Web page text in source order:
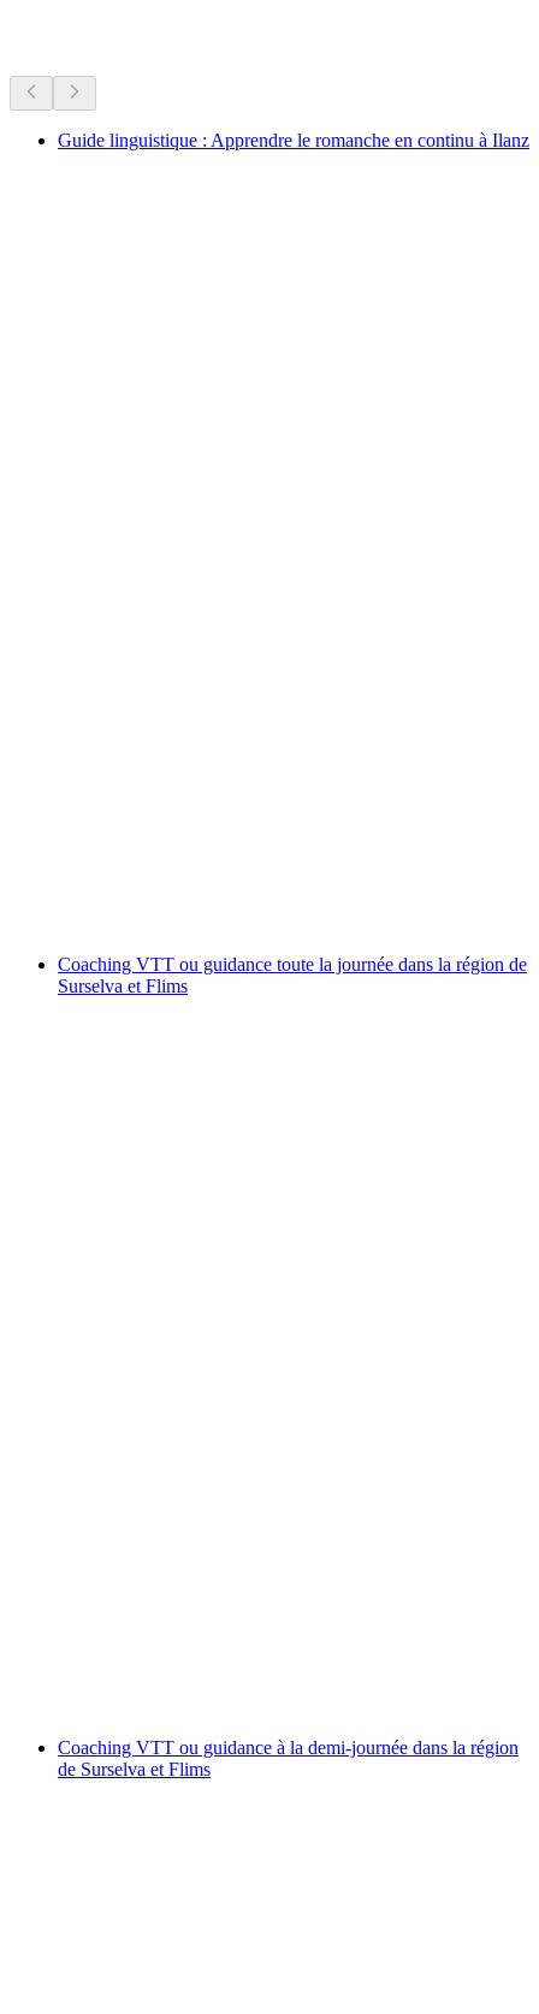
Guide linguistique : Apprendre le romanche en continu à Ilanz
Coaching VTT ou guidance toute la journée dans la région de
Surselva et Flims
Coaching VTT ou guidance à la demi-journée dans la région
de Surselva et Flims